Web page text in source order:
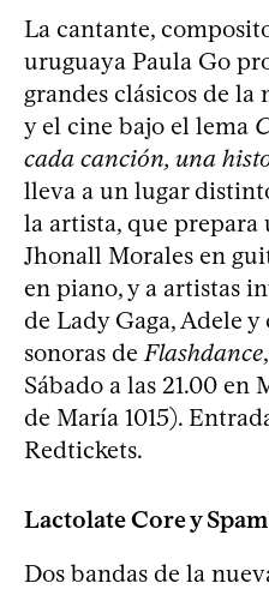
La cantante,
uruguaya Paula Go
grandes clásicos de
y el cine bajo el lema
cada canción, una
lleva a un lugar
la artista, que prepara
Jhonall Morales en
en piano, y a artistas
de Lady Gaga, Adele
sonoras de Flashdance,
Sábado a las 21.00 en
de María 1015).
Redtickets.
Lactolate Core y Spam
Dos bandas de la